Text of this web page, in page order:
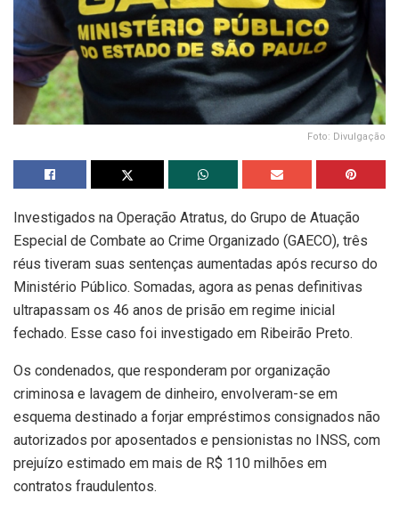
Foto: Divulgação
Investigados na Operação Atratus, do Grupo de Atuação
Especial de Combate ao Crime Organizado (GAECO), três
réus tiveram suas sentenças aumentadas após recurso do
Ministério Público. Somadas, agora as penas definitivas
ultrapassam os 46 anos de prisão em regime inicial
fechado. Esse caso foi investigado em Ribeirão Preto.
Os condenados, que responderam por organização
criminosa e lavagem de dinheiro, envolveram-se em
esquema destinado a forjar empréstimos consignados não
autorizados por aposentados e pensionistas no INSS, com
prejuízo estimado em mais de R$ 110 milhões em
contratos fraudulentos.